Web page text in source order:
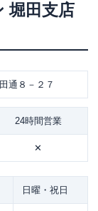
堀田支店
通８－２７
24時間営業
✕
日曜・祝日